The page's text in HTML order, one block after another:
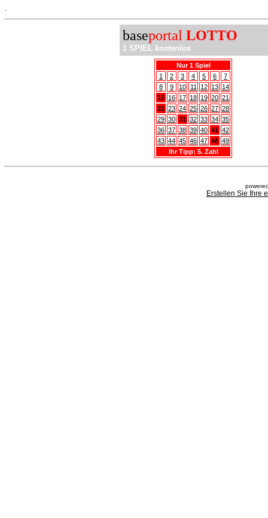
baseportal LOTTO
1 SPIEL kostenlos
Nur 1 Spiel
1
2 3 4 5 6
7
8
9 10 11 12 13 14
15 16 17 18 19 20 21
22 23 24 25 26 27 28
29 30 31 32 33 34 35
36 37 38 39 40 41 42
43 44 45 46 47 48 49
Ihr Tipp: 5. Zahl
Erstellen Sie Ihre